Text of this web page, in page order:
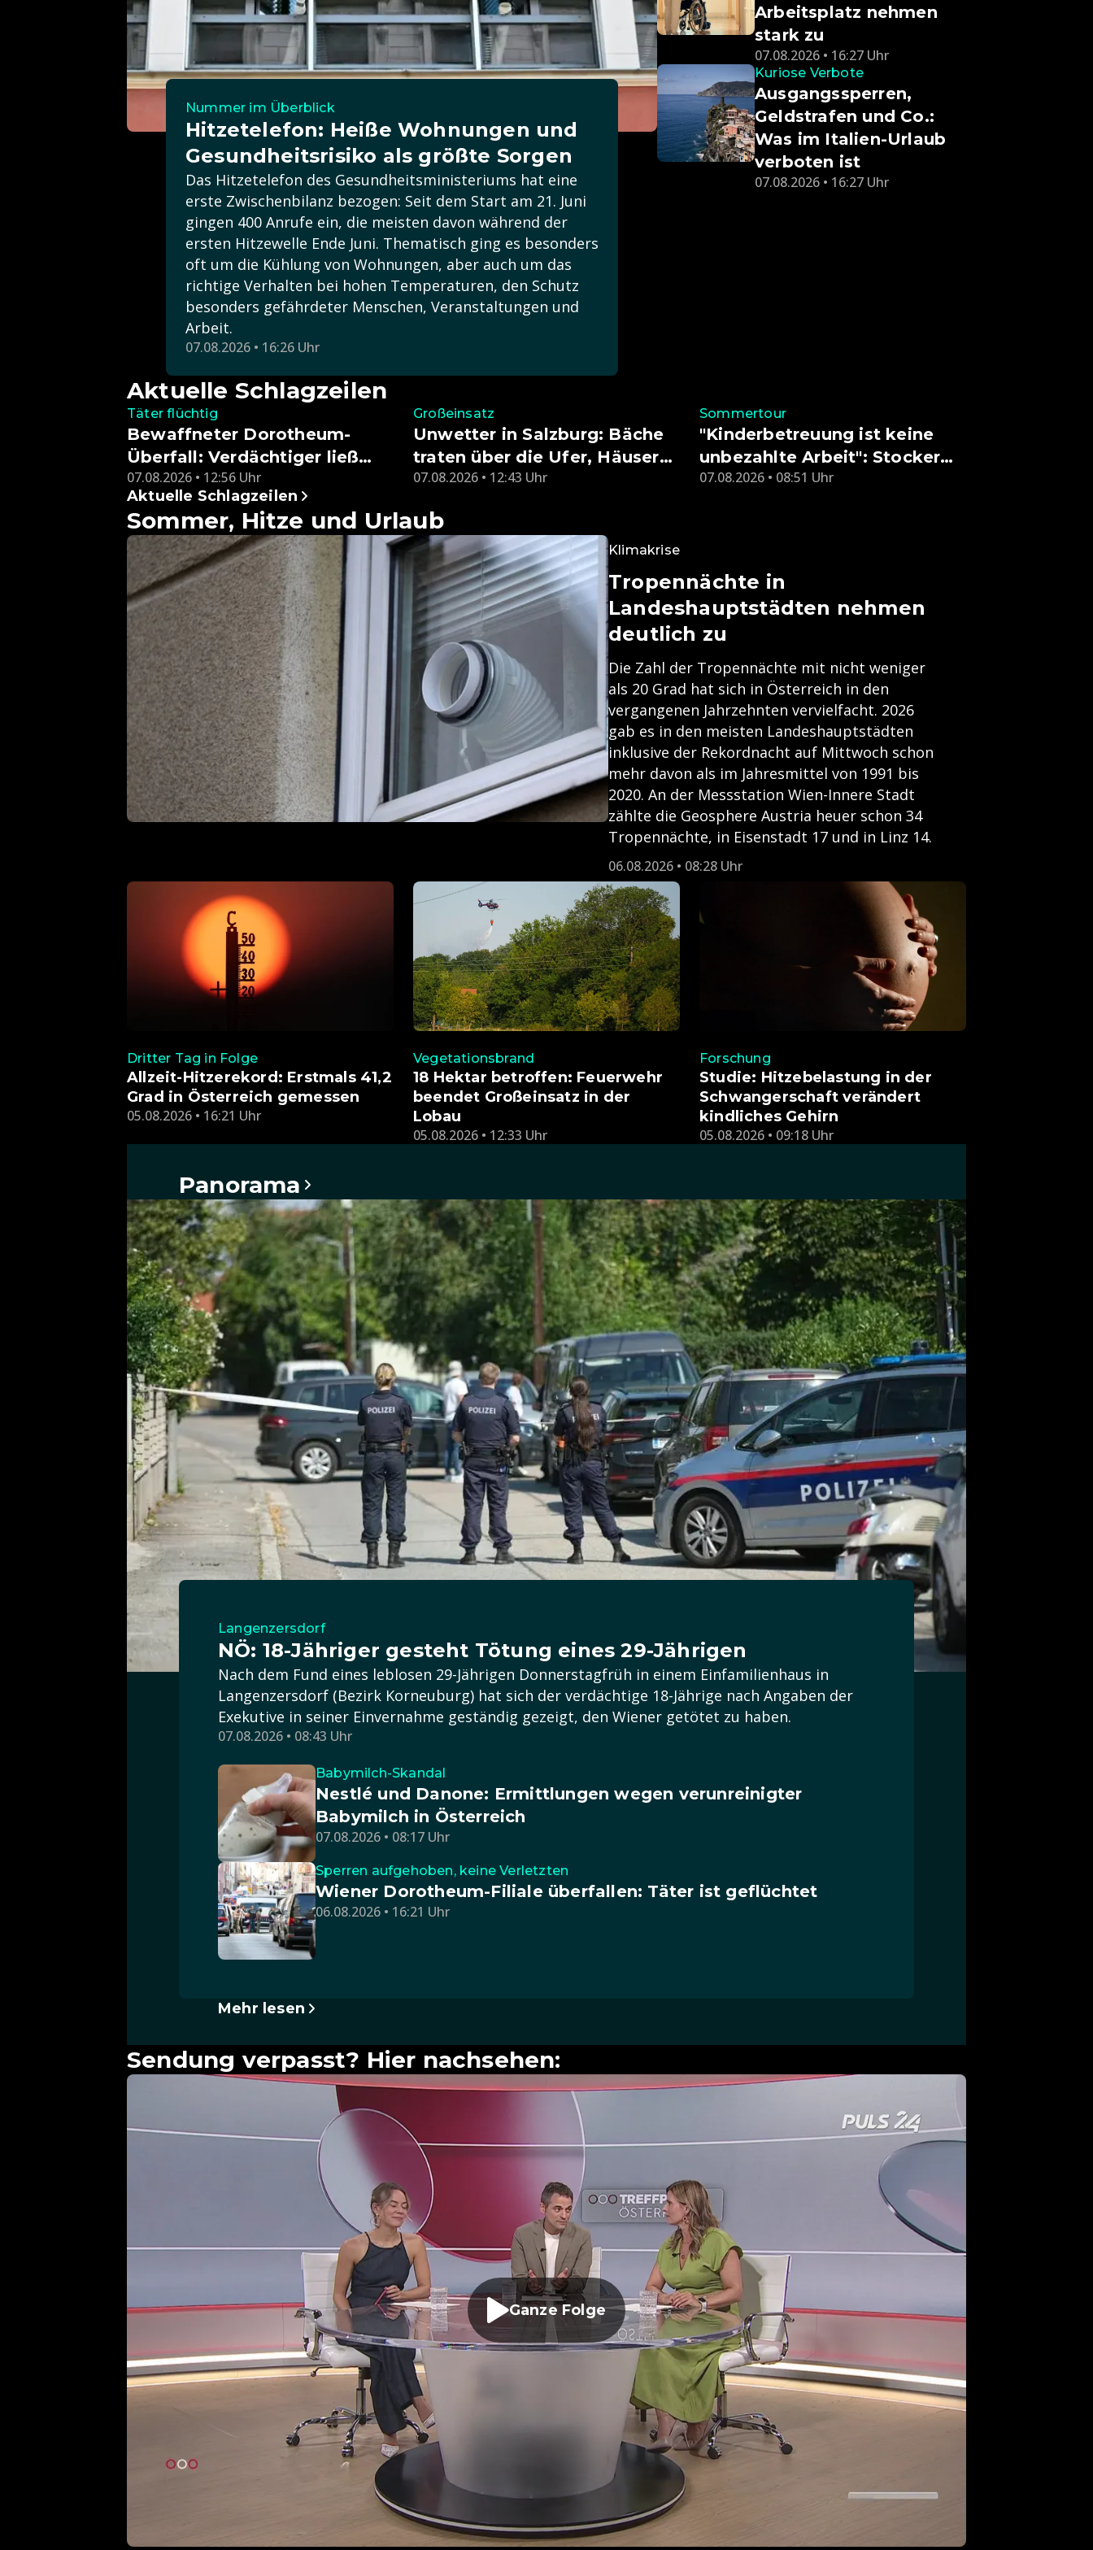
Nummer im Überblick
Hitzetelefon: Heiße Wohnungen und
Gesundheitsrisiko als größte Sorgen
Das Hitzetelefon des Gesundheitsministeriums hat eine
erste Zwischenbilanz bezogen: Seit dem Start am 21. Juni
gingen 400 Anrufe ein, die meisten davon während der
ersten Hitzewelle Ende Juni. Thematisch ging es besonders
oft um die Kühlung von Wohnungen, aber auch um das
richtige Verhalten bei hohen Temperaturen, den Schutz
besonders gefährdeter Menschen, Veranstaltungen und
Arbeit.
07.08.2026 • 16:26 Uhr
Arbeitsplatz nehmen
stark zu
07.08.2026 • 16:27 Uhr
Kuriose Verbote
Ausgangssperren,
Geldstrafen und Co.:
Was im Italien-Urlaub
verboten ist
07.08.2026 • 16:27 Uhr
Aktuelle Schlagzeilen
Täter flüchtig
Bewaffneter Dorotheum-
Überfall: Verdächtiger ließ
Beute zurück
07.08.2026 • 12:56 Uhr
Großeinsatz
Unwetter in Salzburg: Bäche
traten über die Ufer, Häuser
evakuiert
07.08.2026 • 12:43 Uhr
Sommertour
"Kinderbetreuung ist keine
unbezahlte Arbeit": Stocker
erntet Kritik in Salzburg
07.08.2026 • 08:51 Uhr
Aktuelle Schlagzeilen
Sommer, Hitze und Urlaub
Klimakrise
Tropennächte in
Landeshauptstädten nehmen
deutlich zu
Die Zahl der Tropennächte mit nicht weniger
als 20 Grad hat sich in Österreich in den
vergangenen Jahrzehnten vervielfacht. 2026
gab es in den meisten Landeshauptstädten
inklusive der Rekordnacht auf Mittwoch schon
mehr davon als im Jahresmittel von 1991 bis
2020. An der Messstation Wien-Innere Stadt
zählte die Geosphere Austria heuer schon 34
Tropennächte, in Eisenstadt 17 und in Linz 14.
06.08.2026 • 08:28 Uhr
Dritter Tag in Folge
Allzeit-Hitzerekord: Erstmals 41,2
Grad in Österreich gemessen
05.08.2026 • 16:21 Uhr
Vegetationsbrand
18 Hektar betroffen: Feuerwehr
beendet Großeinsatz in der
Lobau
05.08.2026 • 12:33 Uhr
Forschung
Studie: Hitzebelastung in der
Schwangerschaft verändert
kindliches Gehirn
05.08.2026 • 09:18 Uhr
Panorama
Langenzersdorf
NÖ: 18-Jähriger gesteht Tötung eines 29-Jährigen
Nach dem Fund eines leblosen 29-Jährigen Donnerstagfrüh in einem Einfamilienhaus in
Langenzersdorf (Bezirk Korneuburg) hat sich der verdächtige 18-Jährige nach Angaben der
Exekutive in seiner Einvernahme geständig gezeigt, den Wiener getötet zu haben.
07.08.2026 • 08:43 Uhr
Babymilch-Skandal
Nestlé und Danone: Ermittlungen wegen verunreinigter
Babymilch in Österreich
07.08.2026 • 08:17 Uhr
Sperren aufgehoben, keine Verletzten
Wiener Dorotheum-Filiale überfallen: Täter ist geflüchtet
06.08.2026 • 16:21 Uhr
Mehr lesen
Sendung verpasst? Hier nachsehen:
Ganze Folge